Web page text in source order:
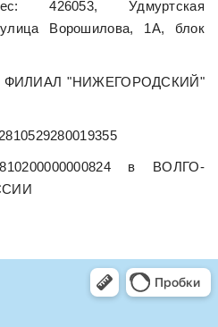
426053, Удмуртская
Ворошилова, 1А, блок
ФИЛИАЛ "НИЖЕГОРОДСКИЙ"
в ВОЛГО-